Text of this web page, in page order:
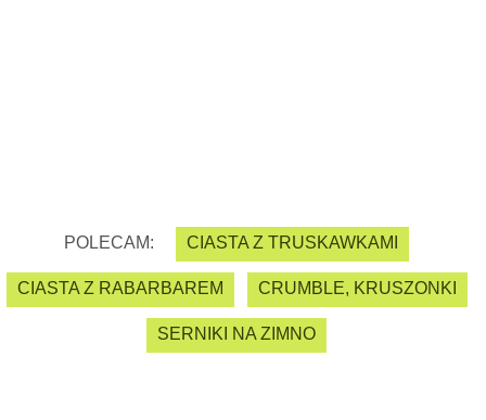
POLECAM: CIASTA Z TRUSKAWKAMI
CIASTA Z RABARBAREM CRUMBLE, KRUSZONKI
SERNIKI NA ZIMNO